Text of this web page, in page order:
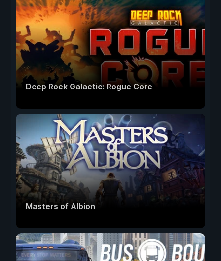
Deep Rock Galactic: Rogue Core
Masters of Albion